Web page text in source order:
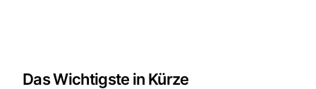
Das Wichtigste in Kürze